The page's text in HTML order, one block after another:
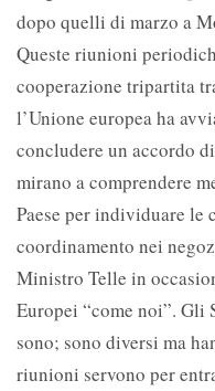
dopo quelli di marzo a
Queste riunioni
cooperazione tripartita
l’Unione europea ha
concludere un accordo
mirano a comprendere
Paese per individuare le
coordinamento nei
Ministro Telle in
Europei “come noi”. Gli
sono; sono diversi ma
riunioni servono per